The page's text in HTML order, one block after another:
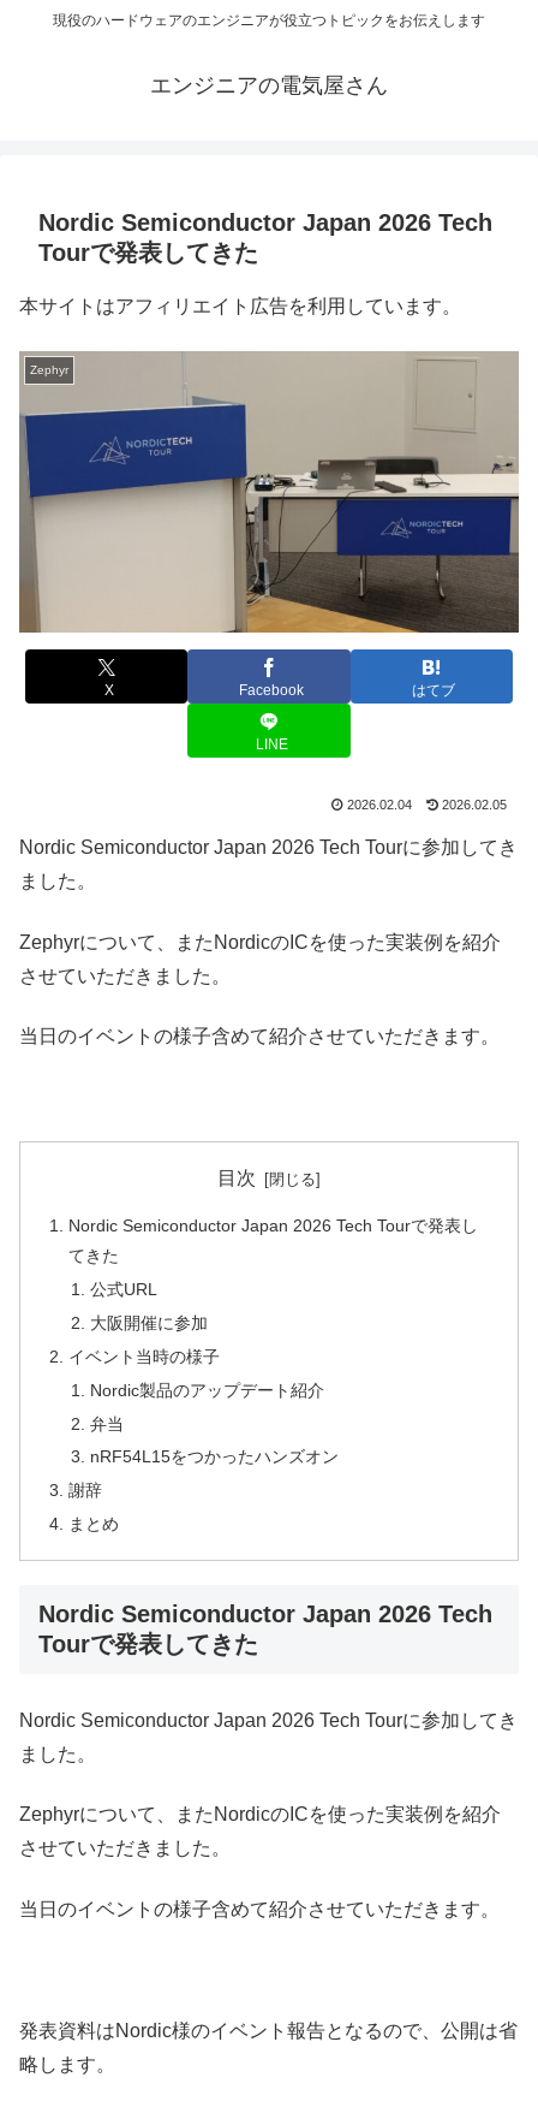
現役のハードウェアのエンジニアが役立つトピックをお伝えします
エンジニアの電気屋さん
Nordic Semiconductor Japan 2026 Tech
Tourで発表してきた
本サイトはアフィリエイト広告を利用しています。
Zephyr
X Facebook はてブ
LINE
2026.02.04 2026.02.05
Nordic Semiconductor Japan 2026 Tech Tourに参加してき
ました。
Zephyrについて、またNordicのICを使った実装例を紹介
させていただきました。
当日のイベントの様子含めて紹介させていただきます。
目次
Nordic Semiconductor Japan 2026 Tech Tourで発表し
てきた
公式URL
大阪開催に参加
イベント当時の様子
Nordic製品のアップデート紹介
弁当
nRF54L15をつかったハンズオン
謝辞
まとめ
Nordic Semiconductor Japan 2026 Tech
Tourで発表してきた
Nordic Semiconductor Japan 2026 Tech Tourに参加してき
ました。
Zephyrについて、またNordicのICを使った実装例を紹介
させていただきました。
当日のイベントの様子含めて紹介させていただきます。
発表資料はNordic様のイベント報告となるので、公開は省
略します。